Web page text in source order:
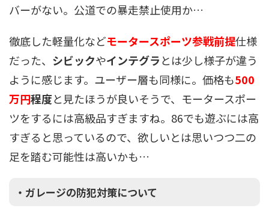
バーがない。公道での暴走禁止使用か…
徹底した軽量化などモータースポーツ参戦前提仕様
だった、 シビックやインテグラとは少し様子が違う
ように感じます。ユーザー層も同様に。価格も500
万円程度と見たほうが良いそうで、モータースポー
ツをするには高級品すぎますね。86でも遊ぶには高
すぎると思っているので、欲しいとは思いつつ二の
足を踏む可能性は高いかも…
・ガレージの防犯対策について